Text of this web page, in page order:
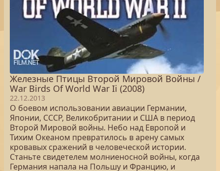
Железные Птицы Второй Мировой Войны /
War Birds Of World War Ii (2008)
22.12.2013
О боевом использовании авиации Германии,
Японии, СССР, Великобритании и США в период
Второй Мировой войны. Небо над Европой и
Тихим Океаном превратилось в арену самых
кровавых сражений в человеческой истории.
Станьте свидетелем молниеносной войны, когда
Германия напала на Польшу и Францию, и